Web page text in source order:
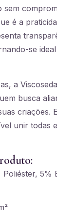
sem
é a
se ideal
a
busca
criações.
unir todas
Poliéster, 5%